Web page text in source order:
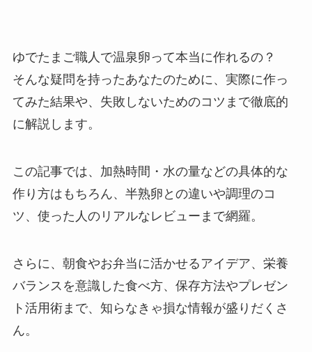
ゆでたまご職人で温泉卵って本当に作れるの？
そんな疑問を持ったあなたのために、実際に作っ
てみた結果や、失敗しないためのコツまで徹底的
に解説します。
この記事では、加熱時間・水の量などの具体的な
作り方はもちろん、半熟卵との違いや調理のコ
ツ、使った人のリアルなレビューまで網羅。
さらに、朝食やお弁当に活かせるアイデア、栄養
バランスを意識した食べ方、保存方法やプレゼン
ト活用術まで、知らなきゃ損な情報が盛りだくさ
ん。